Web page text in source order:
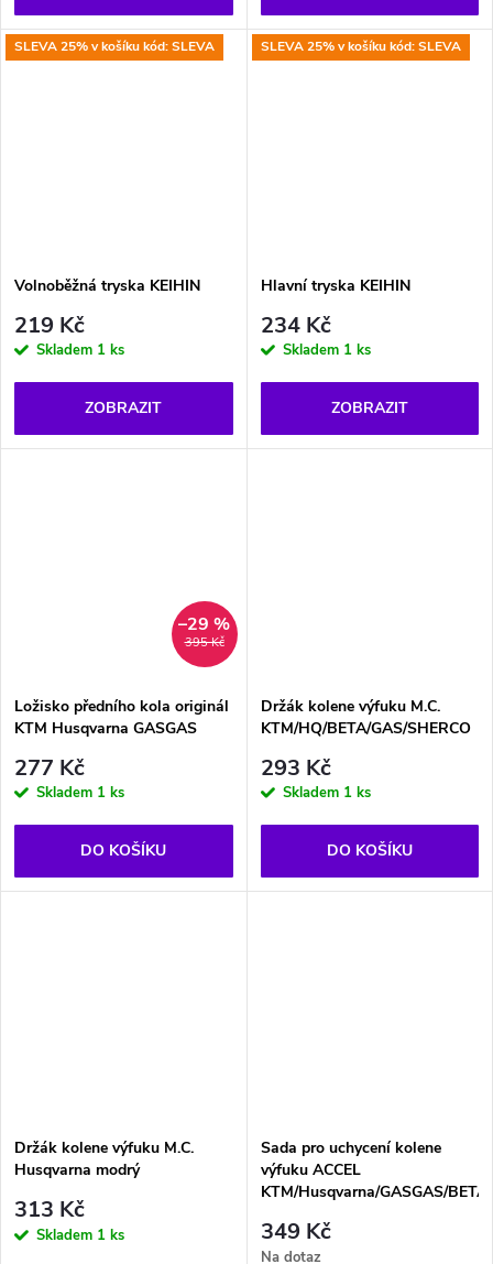
SLEVA 25% v košíku kód: SLEVA
Volnoběžná tryska KEIHIN
219 Kč
Skladem 1 ks
ZOBRAZIT
SLEVA 25% v košíku kód: SLEVA
Hlavní tryska KEIHIN
234 Kč
Skladem 1 ks
ZOBRAZIT
395 Kč
–29 %
Ložisko předního kola originál
KTM Husqvarna GASGAS
277 Kč
Skladem 1 ks
DO KOŠÍKU
Držák kolene výfuku M.C.
KTM/HQ/BETA/GAS/SHERCO
293 Kč
Skladem 1 ks
DO KOŠÍKU
Držák kolene výfuku M.C.
Husqvarna modrý
313 Kč
Skladem 1 ks
Sada pro uchycení kolene
výfuku ACCEL
KTM/Husqvarna/GASGAS/BETA
349 Kč
Na dotaz